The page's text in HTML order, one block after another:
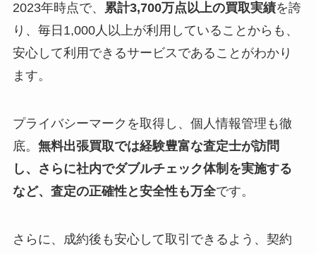
2023年時点で、 累計3,700万点以上の買取実績を誇
り、毎日1,000人以上が利用していることからも、
安心して利用できるサービスであることがわかり
ます。
プライバシーマークを取得し、個人情報管理も徹
底。 無料出張買取では経験豊富な査定士が訪問
し、さらに社内でダブルチェック体制を実施する
など、査定の正確性と安全性も万全です。
さらに、成約後も安心して取引できるよう、契約